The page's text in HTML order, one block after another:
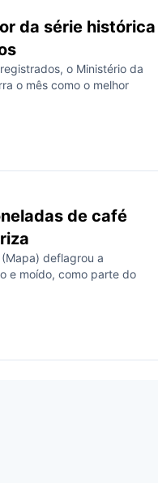
da série histórica
o Ministério da
o mês como o melhor
de café
deflagrou a
e moído, como parte do